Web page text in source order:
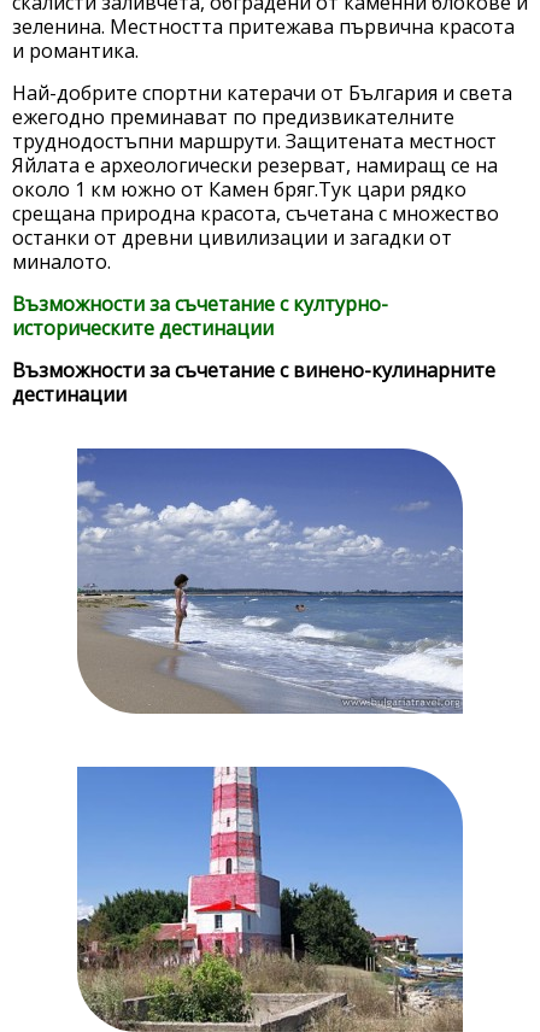
зеленина. Местността притежава първична красота
и романтика.
Най-добрите спортни катерачи от България и света
ежегодно преминават по предизвикателните
труднодостъпни маршрути. Защитената местност
Яйлата е археологически резерват, намиращ се на
около 1 км южно от Камен бряг.Тук цари рядко
срещана природна красота, съчетана с множество
останки от древни цивилизации и загадки от
миналото.
Възможности за съчетание с културно-
историческите дестинации
Възможности за съчетание с винено-кулинарните
дестинации